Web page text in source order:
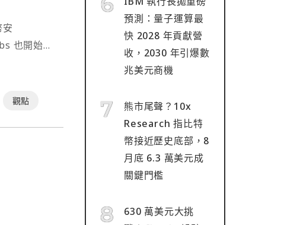
也開始投
觀點
預測：量子運算最
快 2028 年貢獻營
收，2030 年引爆數
兆美元商機
熊市尾聲？10x
Research 指比特
幣接近歷史底部，8
月底 6.3 萬美元成
關鍵門檻
630 萬美元大挑